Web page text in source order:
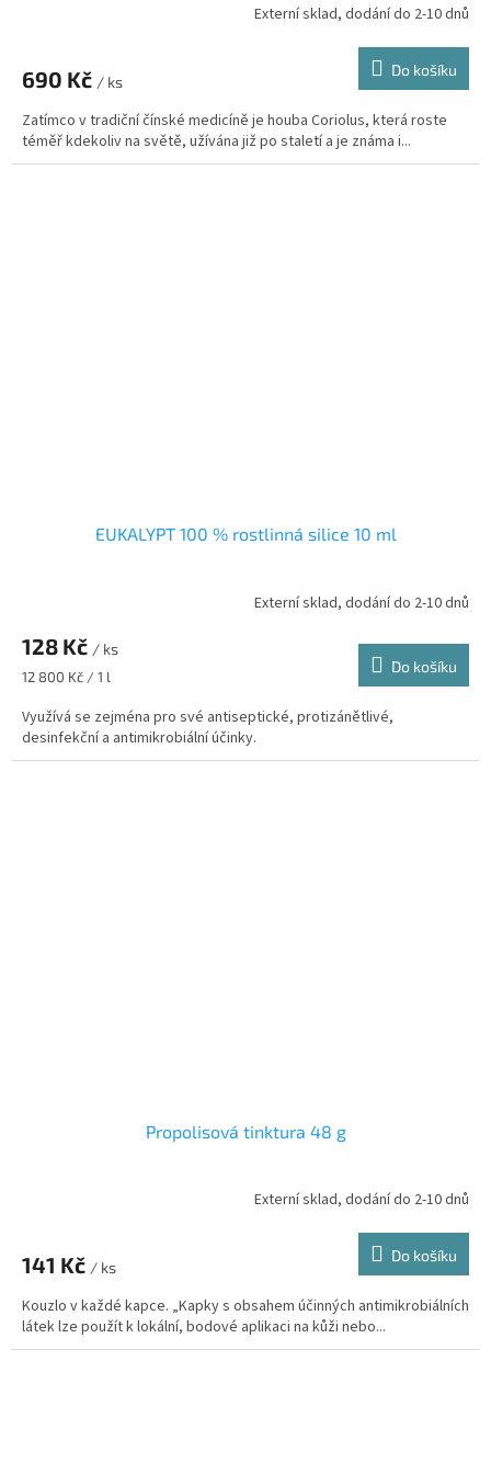
je
z
5
hvězdiček.
Externí sklad, dodání do 2-10 dnů
690 Kč / ks
Do košíku
Zatímco v tradiční čínské medicíně je houba Coriolus, která roste
téměř kdekoliv na světě, užívána již po staletí a je známa i...
EUKALYPT 100 % rostlinná silice 10 ml
produktu
je
5,0
z
5
Externí sklad, dodání do 2-10 dnů
128 Kč / ks
Měrná
12 800 Kč / 1 l
Do košíku
Využívá se zejména pro své antiseptické, protizánětlivé,
desinfekční a antimikrobiální účinky.
Propolisová tinktura 48 g
je
z
5
hvězdiček.
Externí sklad, dodání do 2-10 dnů
141 Kč / ks
Do košíku
Kouzlo v každé kapce. „Kapky s obsahem účinných antimikrobiálních
látek lze použít k lokální, bodové aplikaci na kůži nebo...